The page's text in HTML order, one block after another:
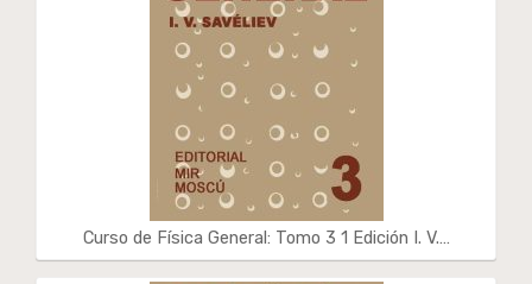
Curso de Física General: Tomo 3 1 Edición I. V.…